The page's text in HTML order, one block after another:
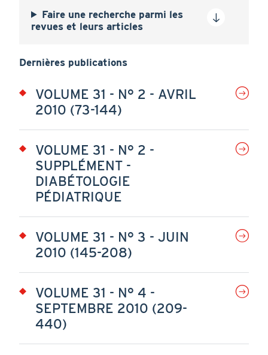
Faire une recherche parmi les
revues et leurs articles
Dernières publications
VOLUME 31 - N° 2 - AVRIL
2010 (73-144)
VOLUME 31 - N° 2 -
SUPPLÉMENT -
DIABÉTOLOGIE
PÉDIATRIQUE
VOLUME 31 - N° 3 - JUIN
2010 (145-208)
VOLUME 31 - N° 4 -
SEPTEMBRE 2010 (209-
440)